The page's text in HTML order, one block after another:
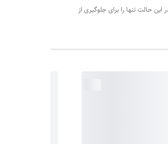
حالت تنها را برای جلوگیری از